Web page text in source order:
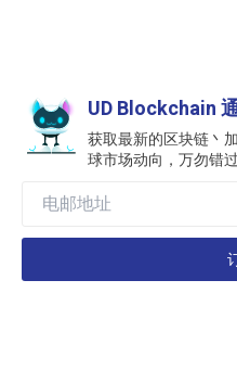
UD Blockchain
获取最新的区块链丶
球市场动向，万勿错